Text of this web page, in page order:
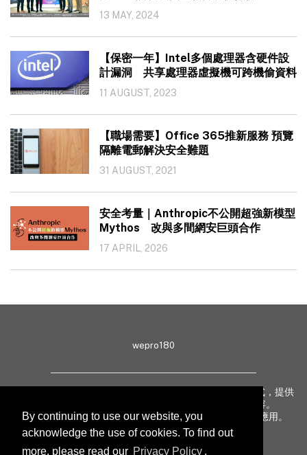
By continuing to use our website, you
acknowledge the use of cookies. To find out
more, please read our Privacy Policy .
13 MAY, 2024
【保密一年】Intel多個處理器含硬件設
計漏洞 共享處理器虛擬機可跨機偷資料
11 AUGUST, 2023
【職場需要】Office 365推新服務 預覽
隔離電郵解決安全難題
31 AUGUST, 2021
安全考量｜Anthropic不公開超強新模型
Mythos 改與多間網安巨頭合作
17 APRIL, 2026
wepro180
wepro180 由 IT 業界專家組成，以生動有趣、深入淺出方式，提供
最新 IT 動態、趨勢、技術、行業熱話、專題報導等內容。
致力提升亞太地區科技知識及網絡安全意識，促進新技術應用。